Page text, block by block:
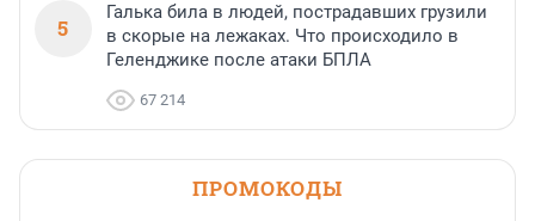
5
Галька била в людей, пострадавших грузили
в скорые на лежаках. Что происходило в
Геленджике после атаки БПЛА
67 214
ПРОМОКОДЫ